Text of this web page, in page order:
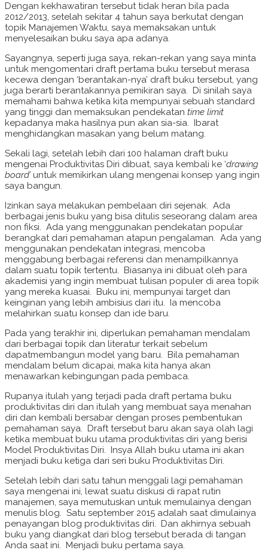
Dengan kekhawatiran tersebut tidak heran bila pada
2012/2013, setelah sekitar 4 tahun saya berkutat dengan
topik Manajemen Waktu, saya memaksakan untuk
menyelesaikan buku saya apa adanya.
Sayangnya, seperti juga saya, rekan-rekan yang saya minta
untuk mengomentari draft pertama buku tersebut merasa
kecewa dengan ‘berantakan-nya’ draft buku tersebut, yang
juga berarti berantakannya pemikiran saya. Di sinilah saya
memahami bahwa ketika kita mempunyai sebuah standard
yang tinggi dan memaksukan pendekatan time limit
kepadanya maka hasilnya pun akan sia-sia. Ibarat
menghidangkan masakan yang belum matang.
Sekali lagi, setelah lebih dari 100 halaman draft buku
mengenai Produktivitas Diri dibuat, saya kembali ke ‘drawing
board’untuk memikirkan ulang mengenai konsep yang ingin
saya bangun.
Izinkan saya melakukan pembelaan diri sejenak. Ada
berbagai jenis buku yang bisa ditulis seseorang dalam area
non fiksi. Ada yang menggunakan pendekatan popular
berangkat dari pemahaman atapun pengalaman. Ada yang
menggunakan pendekatan integrasi, mencoba
menggabung berbagai referensi dan menampilkannya
dalam suatu topik tertentu. Biasanya ini dibuat oleh para
akademisi yang ingin membuat tulisan populer di area topik
yang mereka kuasai. Buku ini, mempunyai target dan
keinginan yang lebih ambisius dari itu. Ia mencoba
melahirkan suatu konsep dan ide baru.
Pada yang terakhir ini, diperlukan pemahaman mendalam
dari berbagai topik dan literatur terkait sebelum
dapatmembangun model yang baru. Bila pemahaman
mendalam belum dicapai, maka kita hanya akan
menawarkan kebingungan pada pembaca.
Rupanya itulah yang terjadi pada draft pertama buku
produktivitas diri dan itulah yang membuat saya menahan
diri dan kembali bersabar dengan proses pembentukan
pemahaman saya. Draft tersebut baru akan saya olah lagi
ketika membuat buku utama produktivitas diri yang berisi
Model Produktivitas Diri. Insya Allah buku utama ini akan
menjadi buku ketiga dari seri buku Produktivitas Diri.
Setelah lebih dari satu tahun menggali lagi pemahaman
saya mengenai ini, lewat suatu diskusi di rapat rutin
manajemen, saya memutuskan untuk memulainya dengan
menulis blog. Satu september 2015 adalah saat dimulainya
penayangan blog produktivitas diri. Dan akhirnya sebuah
buku yang diangkat dari blog tersebut berada di tangan
Anda saat ini. Menjadi buku pertama saya.